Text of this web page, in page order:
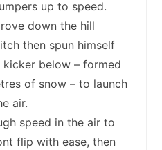
up to speed.
down the hill
then spun himself
below – formed
of snow – to launch
air.
speed in the air to
flip with ease, then